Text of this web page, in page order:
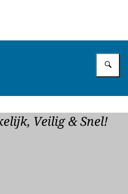
Veilig & Snel!